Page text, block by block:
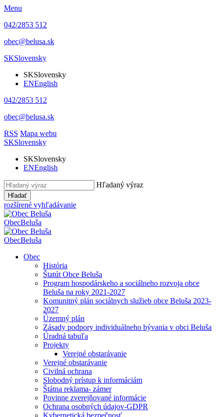
Menu
042/2853 512
obec@belusa.sk
SKSlovensky
SKSlovensky
ENEnglish
042/2853 512
obec@belusa.sk
RSS Mapa webu
SKSlovensky
SKSlovensky
ENEnglish
Hľadaný výraz
Hľadať
rozšírené vyhľadávanie
ObecBeluša
ObecBeluša
Obec
História
Štatút Obce Beluša
Program hospodárskeho a sociálneho rozvoja obce
Beluša na roky 2021-2027
Komunitný plán sociálnych služieb obce Beluša 2023-
2027
Územný plán
Zásady podpory individuálneho bývania v obci Beluša
Úradná tabuľa
Projekty
Verejné obstarávanie
Verejné obstarávanie
Civilná ochrana
Slobodný prístup k informáciám
Štátna reklama- zámer
Povinne zverejňované informácie
Ochrana osobných údajov-GDPR
Kybernetická bezpečnosť